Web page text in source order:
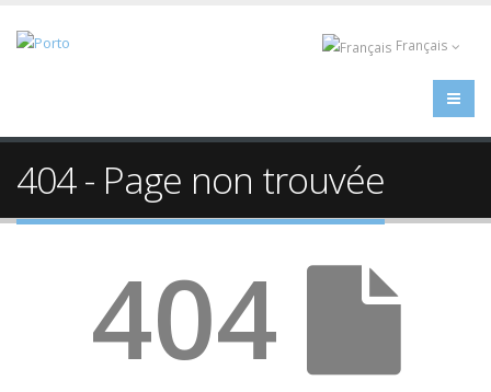
Français
404 - Page non trouvée
404